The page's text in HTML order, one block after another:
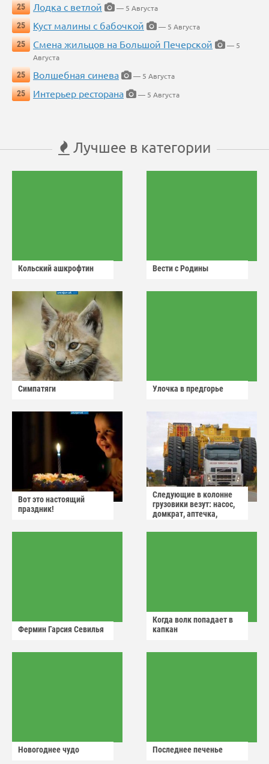
25
Лодка с ветлой
— 5 Августа
25
Куст малины с бабочкой
— 5 Августа
25
Смена жильцов на Большой Печерской
— 5
Августа
25
Волшебная синева
— 5 Августа
25
Интерьер ресторана — 5 Августа
Лучшее в категории
Кольский ашкрофтин Вести с Родины
Симпатяги Улочка в предгорье
Вот это настоящий
праздник!
Следующие в колонне
грузовики везут: насос,
домкрат, аптечка,
Фермин Гарсия Севилья
Когда волк попадает в
капкан
Новогоднее чудо Последнее печенье